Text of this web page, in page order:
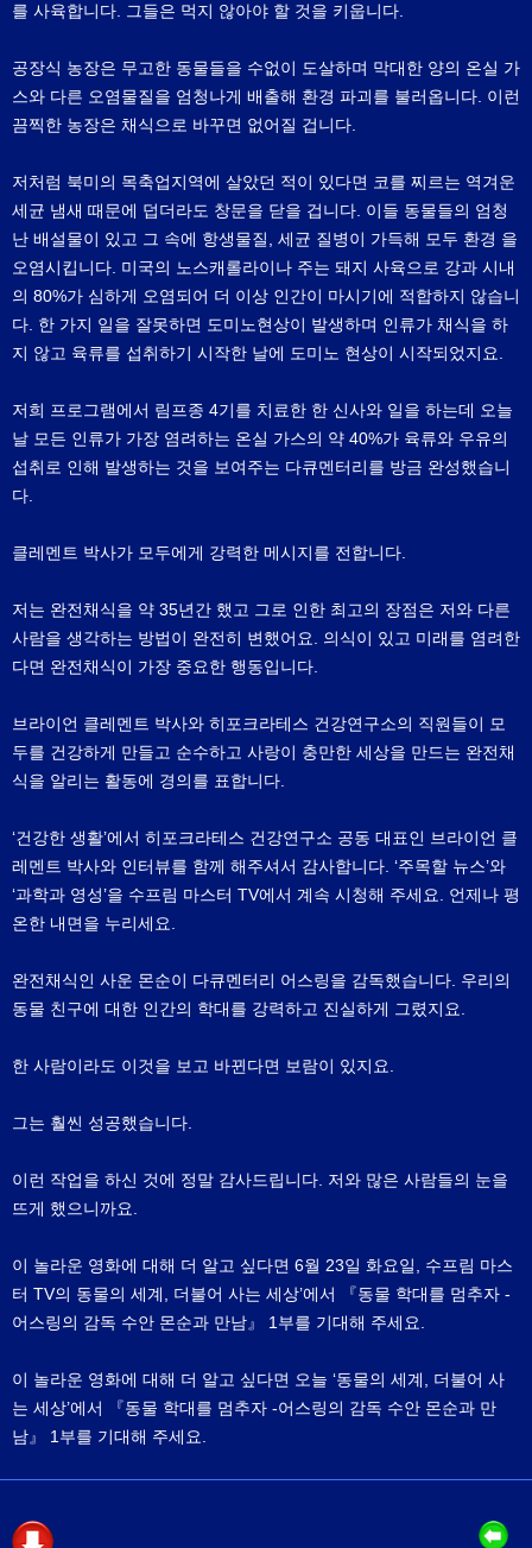
를 사육합니다. 그들은 먹지 않아야 할 것을 키웁니다.
공장식 농장은 무고한 동물들을 수없이 도살하며 막대한 양의 온실 가
스와 다른 오염물질을 엄청나게 배출해 환경 파괴를 불러옵니다. 이런
끔찍한 농장은 채식으로 바꾸면 없어질 겁니다.
저처럼 북미의 목축업지역에 살았던 적이 있다면 코를 찌르는 역겨운
세균 냄새 때문에 덥더라도 창문을 닫을 겁니다. 이들 동물들의 엄청
난 배설물이 있고 그 속에 항생물질, 세균 질병이 가득해 모두 환경 을
오염시킵니다. 미국의 노스캐롤라이나 주는 돼지 사육으로 강과 시내
의 80%가 심하게 오염되어 더 이상 인간이 마시기에 적합하지 않습니
다. 한 가지 일을 잘못하면 도미노현상이 발생하며 인류가 채식을 하
지 않고 육류를 섭취하기 시작한 날에 도미노 현상이 시작되었지요.
저희 프로그램에서 림프종 4기를 치료한 한 신사와 일을 하는데 오늘
날 모든 인류가 가장 염려하는 온실 가스의 약 40%가 육류와 우유의
섭취로 인해 발생하는 것을 보여주는 다큐멘터리를 방금 완성했습니
다.
클레멘트 박사가 모두에게 강력한 메시지를 전합니다.
저는 완전채식을 약 35년간 했고 그로 인한 최고의 장점은 저와 다른
사람을 생각하는 방법이 완전히 변했어요. 의식이 있고 미래를 염려한
다면 완전채식이 가장 중요한 행동입니다.
브라이언 클레멘트 박사와 히포크라테스 건강연구소의 직원들이 모
두를 건강하게 만들고 순수하고 사랑이 충만한 세상을 만드는 완전채
식을 알리는 활동에 경의를 표합니다.
‘건강한 생활’에서 히포크라테스 건강연구소 공동 대표인 브라이언 클
레멘트 박사와 인터뷰를 함께 해주셔서 감사합니다. ‘주목할 뉴스’와
‘과학과 영성’을 수프림 마스터 TV에서 계속 시청해 주세요. 언제나 평
온한 내면을 누리세요.
완전채식인 사운 몬순이 다큐멘터리 어스링을 감독했습니다. 우리의
동물 친구에 대한 인간의 학대를 강력하고 진실하게 그렸지요.
한 사람이라도 이것을 보고 바뀐다면 보람이 있지요.
그는 훨씬 성공했습니다.
이런 작업을 하신 것에 정말 감사드립니다. 저와 많은 사람들의 눈을
뜨게 했으니까요.
이 놀라운 영화에 대해 더 알고 싶다면 6월 23일 화요일, 수프림 마스
터 TV의 동물의 세계, 더불어 사는 세상’에서 『동물 학대를 멈추자 -
어스링의 감독 수안 몬순과 만남』 1부를 기대해 주세요.
이 놀라운 영화에 대해 더 알고 싶다면 오늘 ‘동물의 세계, 더불어 사
는 세상’에서 『동물 학대를 멈추자 -어스링의 감독 수안 몬순과 만
남』 1부를 기대해 주세요.